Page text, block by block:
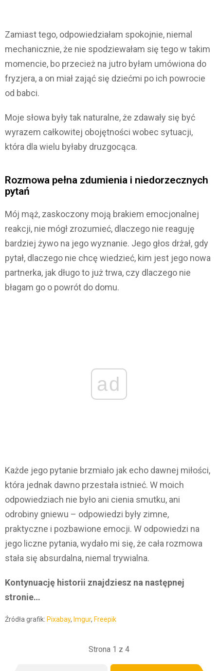
Zamiast tego, odpowiedziałam spokojnie, niemal
mechanicznie, że nie spodziewałam się tego w takim
momencie, bo przecież na jutro byłam umówiona do
fryzjera, a on miał zająć się dziećmi po ich powrocie
od babci.
Moje słowa były tak naturalne, że zdawały się być
wyrazem całkowitej obojętności wobec sytuacji,
która dla wielu byłaby druzgocąca.
Rozmowa pełna zdumienia i niedorzecznych
pytań
Mój mąż, zaskoczony moją brakiem emocjonalnej
reakcji, nie mógł zrozumieć, dlaczego nie reaguję
bardziej żywo na jego wyznanie. Jego głos drżał, gdy
pytał, dlaczego nie chcę wiedzieć, kim jest jego nowa
partnerka, jak długo to już trwa, czy dlaczego nie
błagam go o powrót do domu.
ad
Każde jego pytanie brzmiało jak echo dawnej miłości,
która jednak dawno przestała istnieć. W moich
odpowiedziach nie było ani cienia smutku, ani
odrobiny gniewu – odpowiedzi były zimne,
praktyczne i pozbawione emocji. W odpowiedzi na
jego liczne pytania, wydało mi się, że cała rozmowa
stała się absurdalna, niemal trywialna.
Kontynuację historii znajdziesz na następnej
stronie…
Źródła grafik: Pixabay, Imgur, Freepik
Strona 1 z 4